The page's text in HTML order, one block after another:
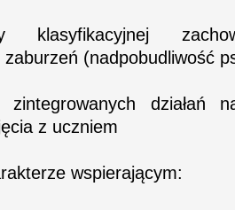
klasyfikacyjnej
(nadpobudliwość
działań
z uczniem
wspierającym: